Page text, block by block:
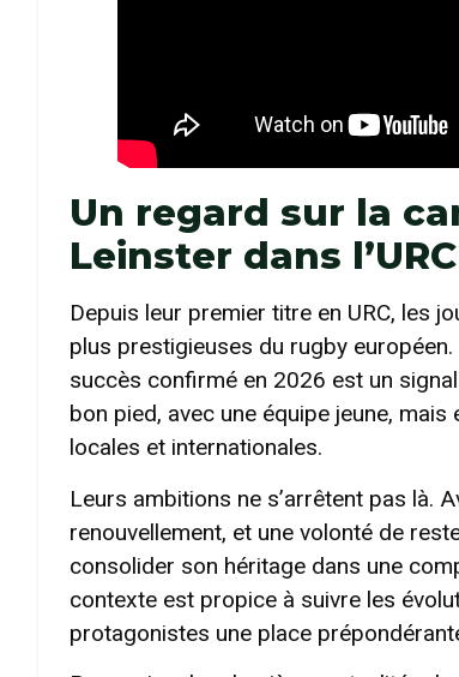
Un regard sur la
Leinster dans l’URC
Depuis leur premier titre en URC, les
plus prestigieuses du rugby
succès confirmé en 2026 est un
bon pied, avec une équipe jeune,
locales et internationales.
Leurs ambitions ne s’arrêtent pas là.
renouvellement, et une volonté de
consolider son héritage dans une
contexte est propice à suivre les
protagonistes une place